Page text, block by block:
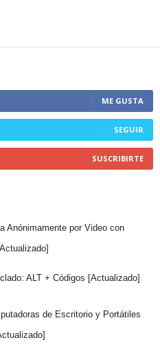
ME GUSTA
SEGUIR
SUSCRIBIRTE
Anónimamente por Video con
ALT + Códigos [Actualizado]
de Escritorio y Portátiles